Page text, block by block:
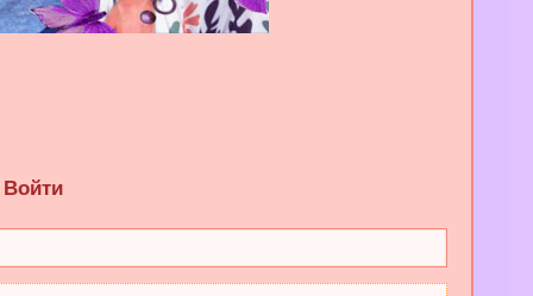
Войти